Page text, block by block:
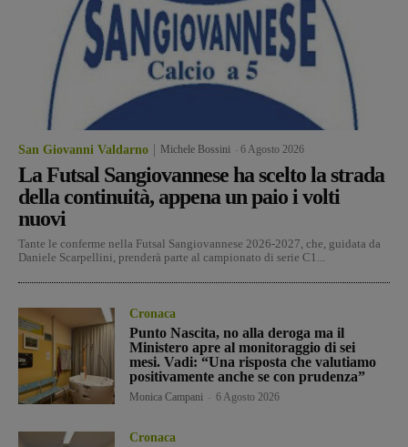
San Giovanni Valdarno Michele Bossini 6 Agosto 2026
La Futsal Sangiovannese ha scelto la strada
della continuità, appena un paio i volti
nuovi
Tante le conferme nella Futsal Sangiovannese 2026-2027, che, guidata da
Daniele Scarpellini, prenderà parte al campionato di serie C1...
Cronaca
Punto Nascita, no alla deroga ma il
Ministero apre al monitoraggio di sei
mesi. Vadi: “Una risposta che valutiamo
positivamente anche se con prudenza”
Monica Campani 6 Agosto 2026
Cronaca